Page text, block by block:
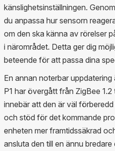
känslighetsinställningen.
du anpassa hur sensorn
om den ska känna av rörelser
i närområdet. Detta ger dig
beteende för att passa dina
En annan noterbar
P1 har övergått från ZigBee
innebär att den är väl
och stöd för det kommande
enheten mer framtidssäkrad
ansluta den till en ännu